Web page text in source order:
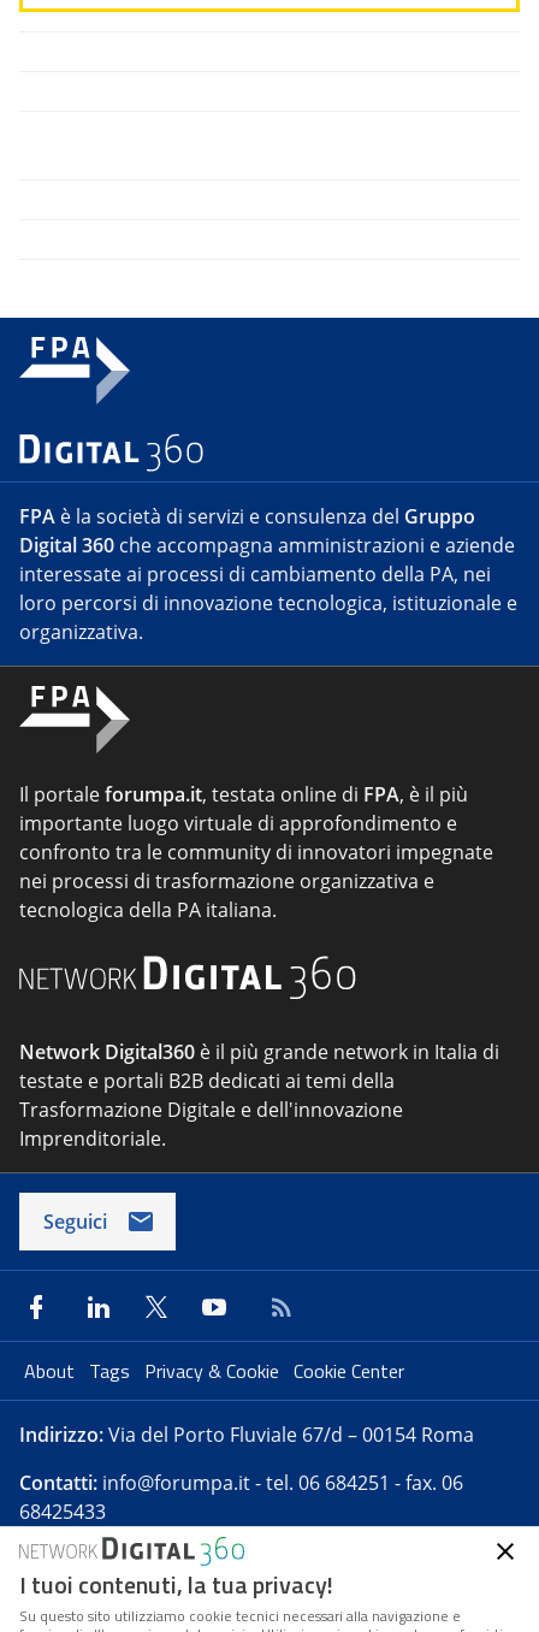
FPA è la società di servizi e consulenza del Gruppo
Digital 360 che accompagna amministrazioni e aziende
interessate ai processi di cambiamento della PA, nei
loro percorsi di innovazione tecnologica, istituzionale e
organizzativa.
Il portaleforumpa.it, testata online di FPA, è il più
importante luogo virtuale di approfondimento e
confronto tra le community di innovatori impegnate
nei processi di trasformazione organizzativa e
tecnologica della PA italiana.
Network Digital360 è il più grande network in Italia di
testate e portali B2B dedicati ai temi della
Trasformazione Digitale e dell'innovazione
Imprenditoriale.
Seguici
About Tags Privacy & Cookie Cookie Center
Indirizzo:Via del Porto Fluviale 67/d – 00154 Roma
Contatti: info@forumpa.it- tel. 06 684251 - fax. 06
68425433
Forumpa.itè una pubblicazione telematica iscritta
presso Registro della stampa del Tribunale di Roma -
I tuoi contenuti, la tua privacy!
Su questo sito utilizziamo cookie tecnici necessari alla navigazione e